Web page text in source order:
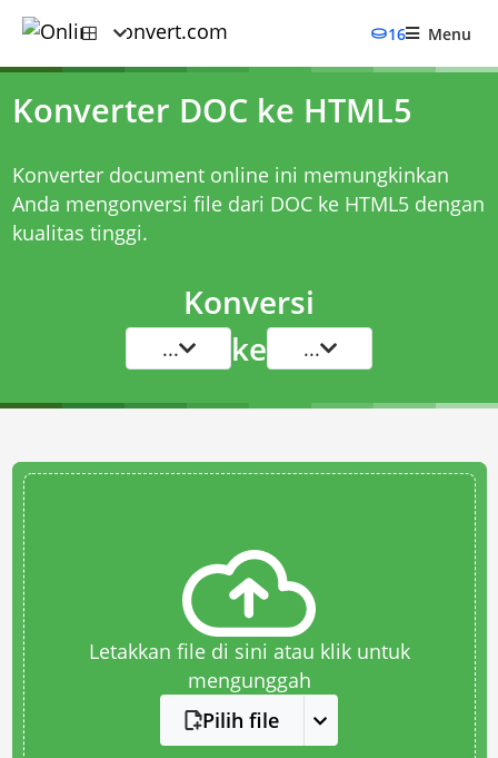
16 Menu
Konverter DOC ke HTML5
Konverter document online ini memungkinkan
Anda mengonversi file dari DOC ke HTML5 dengan
kualitas tinggi.
Konversi
... ke ...
Letakkan file di sini atau klik untuk
mengunggah
Pilih file